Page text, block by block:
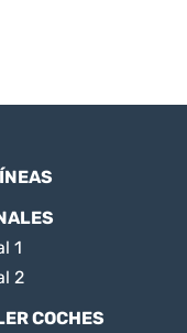
1
2
COCHES